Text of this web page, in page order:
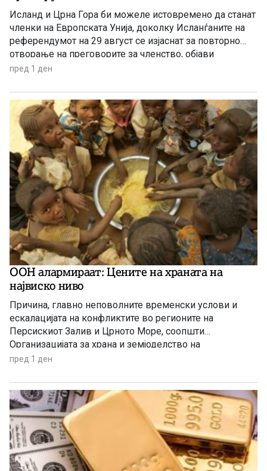
Исланд и Црна Гора би можеле истовремено да станат
членки на Европската Унија, доколку Исланѓаните на
референдумот на 29 август се изјаснат за повторно
отворање на преговорите за членство, објави
„Политико“, повикувајќи се на европски претставници
пред 1 ден
ООН алармираат: Цените на храната на
највиско ниво
Причина, главно неповолните временски услови и
ескалацијата на конфликтите во регионите на
Персискиот Залив и Црното Море, соопшти
Организацијата за храна и земјоделство на
Обединетите нации (ФАО).
пред 1 ден